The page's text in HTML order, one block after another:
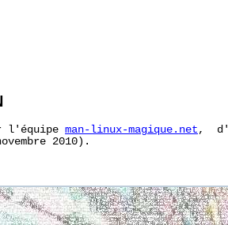
l'équipe
man-linux-magique.net ,
2010).